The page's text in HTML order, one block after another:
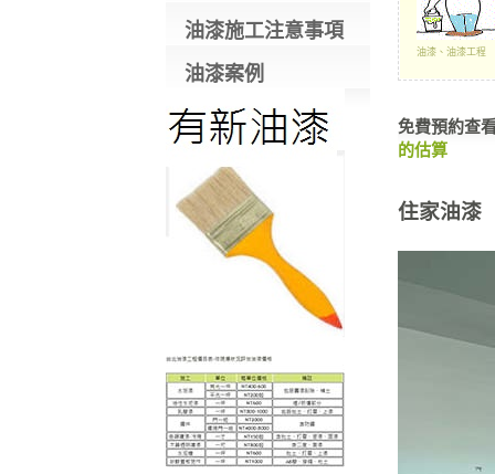
油漆施工注意事項
油漆案例
油漆、油漆工程
免費預約查
的估算
住家油漆